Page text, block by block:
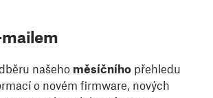
našeho měsíčního přehledu
o novém firmware, nových